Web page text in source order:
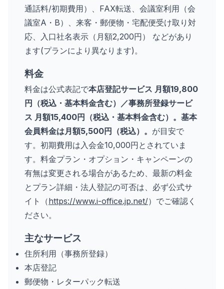
通話料/初期費用）、FAX転送、会議室利用（会
議室A・B）、来客・郵便物・宅配便受け取り対
応、入口社名表示（月額2,200円） などがあり
ます(プランにより異なります)。
料金
料金は公式表記で本店登記サービス 月額19,800
円（税込・基本料金含む）／事務所登録サービ
ス 月額15,400円（税込・基本料金含む）。基本
会員料金は月額5,500円（税込）。 が目安で
す。初期費用は入会金10,000円とされていま
す。料金プラン・オプション・キャンペーンの
有無は変更される場合があるため、最新の料金
とプラン詳細・法人登記の可否は、必ず公式サ
イト（https://www.i-office.jp.net/）でご確認く
ださい。
主なサービス
住所利用（事務所登録）
本店登記
郵便物・レターパック転送